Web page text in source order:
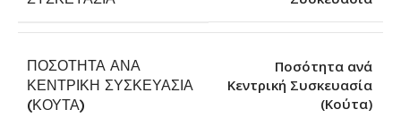
ΠΟΣΌΤΗΤΑ ΑΝΆ
ΚΕΝΤΡΙΚΉ ΣΥΣΚΕΥΑΣΊΑ
(ΚΟΎΤΑ)
Ποσότητα ανά
Κεντρική Συσκευασία
(Κούτα)